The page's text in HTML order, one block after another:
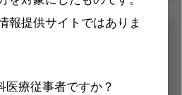
報提供サイトではありま
医療従事者ですか？